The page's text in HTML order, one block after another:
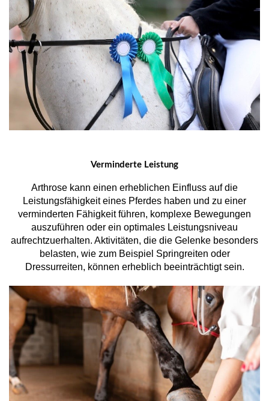
Verminderte Leistung
Arthrose kann einen erheblichen Einfluss auf die
Leistungsfähigkeit eines Pferdes haben und zu einer
verminderten Fähigkeit führen, komplexe Bewegungen
auszuführen oder ein optimales Leistungsniveau
aufrechtzuerhalten. Aktivitäten, die die Gelenke besonders
belasten, wie zum Beispiel Springreiten oder
Dressurreiten, können erheblich beeinträchtigt sein.